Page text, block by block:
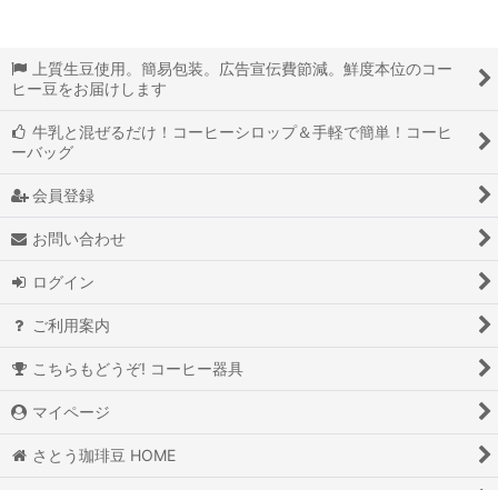
上質生豆使用。簡易包装。広告宣伝費節減。鮮度本位のコー
ヒー豆をお届けします
牛乳と混ぜるだけ！コーヒーシロップ＆手軽で簡単！コーヒ
ーバッグ
会員登録
お問い合わせ
ログイン
ご利用案内
こちらもどうぞ! コーヒー器具
マイページ
さとう珈琲豆 HOME